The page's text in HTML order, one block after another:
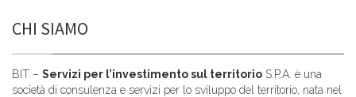
CHI SIAMO
BIT – Servizi per l’investimento sul territorio S.P.A. è una
società di consulenza e servizi per lo sviluppo del territorio, nata nel